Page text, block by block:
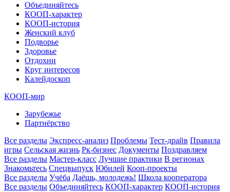
Объединяйтесь
КООП-характер
КООП-история
Женский клуб
Подворье
Здоровье
Отдохни
Круг интересов
Калейдоскоп
КООП-мир
Зарубежье
Партнёрство
Все разделы Экспресс-анализ Проблемы Тест-драйв Правила
игры Сельская жизнь Рк-бизнес Документы Поздравляем
Все разделы Мастер-класс Лучшие практики В регионах
Знакомьтесь Спецвыпуск Юбилей Кооп-проекты
Все разделы Учёба Даёшь, молодежь! Школа кооператора
Все разделы Объединяйтесь КООП-характер КООП-история